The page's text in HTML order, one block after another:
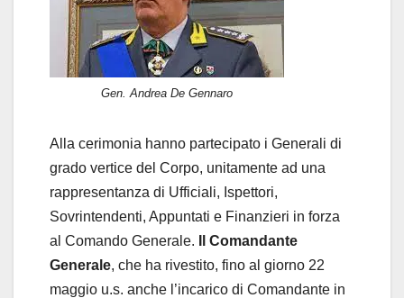
Gen. Andrea De Gennaro
Alla cerimonia hanno partecipato i Generali di
grado vertice del Corpo, unitamente ad una
rappresentanza di Ufficiali, Ispettori,
Sovrintendenti, Appuntati e Finanzieri in forza
al Comando Generale.
Il Comandante
Generale, che ha rivestito, fino al giorno 22
maggio u.s. anche l’incarico di Comandante in